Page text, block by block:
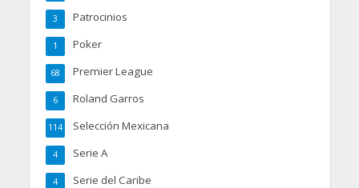
Patrocinios
3
Poker
1
Premier League
68
Roland Garros
6
Selección Mexicana
114
Serie A
4
Serie del Caribe
4